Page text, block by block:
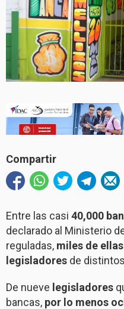
Compartir
Entre las casi 40,000
declarado al Ministerio
reguladas, miles de
legisladores de
De nueve legisladores
bancas, por lo menos